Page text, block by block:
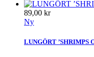
89,00 kr
Ny
LUNGÖRT ’SHRIMPS